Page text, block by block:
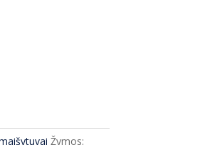
Žymos: